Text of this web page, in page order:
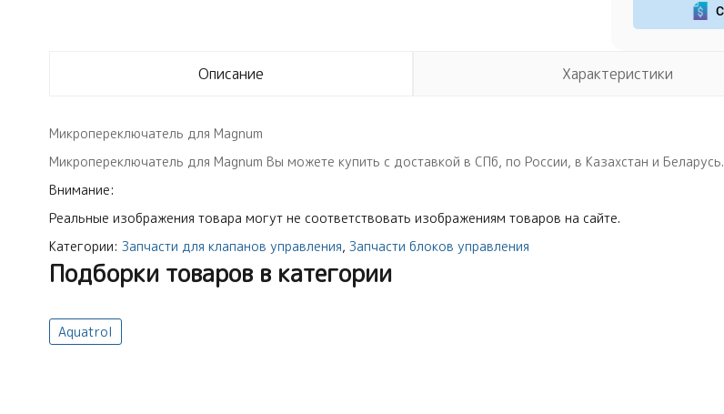
Описание Характеристики
Микропереключатель для Magnum
Микропереключатель для Magnum Вы можете купить с доставкой в СПб, по России, в Казахстан и Беларусь.
Внимание:
Реальные изображения товара могут не соответствовать изображениям товаров на сайте.
Категории: Запчасти для клапанов управления, Запчасти блоков управления
Подборки товаров в категории
Aquatrol